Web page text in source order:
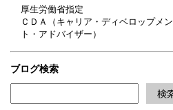
厚生労働省指定
ＣＤＡ（キャリア・ディベロップメン
ト・アドバイザー）
ブログ検索